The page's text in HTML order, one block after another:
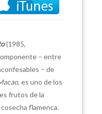
(1985,
– entre
– de
, es uno de los
frutos de la
flamenca.